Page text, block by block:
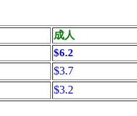
成人
$6.2
$3.7
$3.2